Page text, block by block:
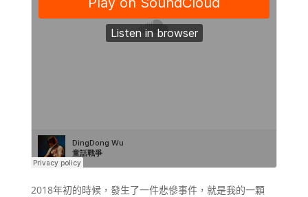
2018年初的時候，發生了一件悲慘事件，就是我的一顆